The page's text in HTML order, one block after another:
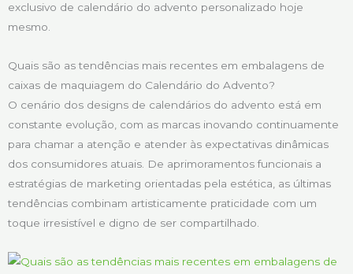
exclusivo de calendário do advento personalizado hoje
mesmo.
Quais são as tendências mais recentes em embalagens de
caixas de maquiagem do Calendário do Advento?
O cenário dos designs de calendários do advento está em
constante evolução, com as marcas inovando continuamente
para chamar a atenção e atender às expectativas dinâmicas
dos consumidores atuais. De aprimoramentos funcionais a
estratégias de marketing orientadas pela estética, as últimas
tendências combinam artisticamente praticidade com um
toque irresistível e digno de ser compartilhado.